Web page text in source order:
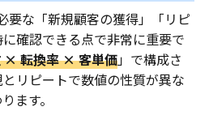
要な「新規顧客の獲得」「リピ
確認できる点で非常に重要で
× 転換率 × 客単価」で構成さ
リピートで数値の性質が異な
ます。